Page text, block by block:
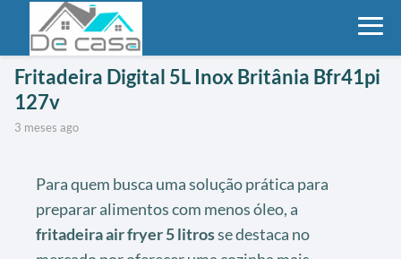
Fritadeira Digital 5L Inox Britânia Bfr41pi
127v
3 meses ago
Para quem busca uma solução prática para
preparar alimentos com menos óleo, a
fritadeira air fryer 5 litrosse destaca no